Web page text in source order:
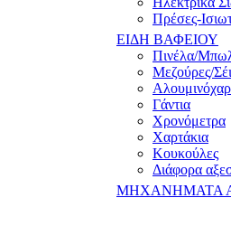
Πρέσες-
ΕΙΔΗ ΒΑΦΕΙΟΥ
Πινέλα/
Μεζούρες/
Γάντια
Χρονόμετρα
Χαρτάκια
Κουκούλες
Διάφορα
ΜΗΧΑΝΗΜΑΤΑ